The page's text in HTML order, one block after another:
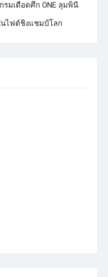
รมเดือดศึก ONE ลุมพินี
นไฟต์ชิงแชมป์โลก